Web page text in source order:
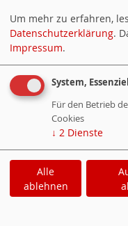
Sedlmeier und
2003
Neuwahl der
23.11. Der
bewährter
Neuwahlen
seinem Amt
Um mehr zu erfahren,
Datenschutzerklärung.
Impressum.
System, Essenziell
Für den Betrieb
Cookies
↓ 2 Dienste
Alle
ablehnen